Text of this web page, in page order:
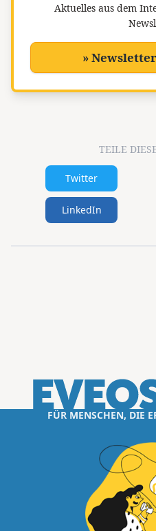
Aktuelles aus dem
»
TEILE
Twitter
LinkedIn
FÜR MENSCHEN, DIE